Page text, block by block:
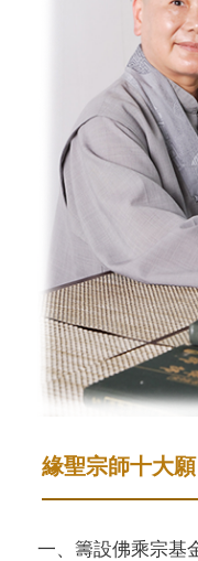
緣聖宗師十大願
一、籌設佛乘宗基